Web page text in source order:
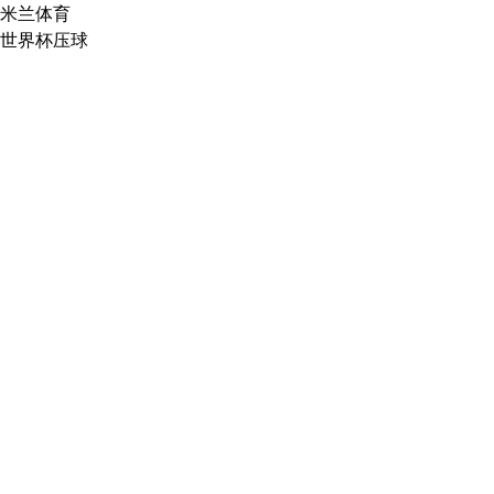
米兰体育
世界杯压球